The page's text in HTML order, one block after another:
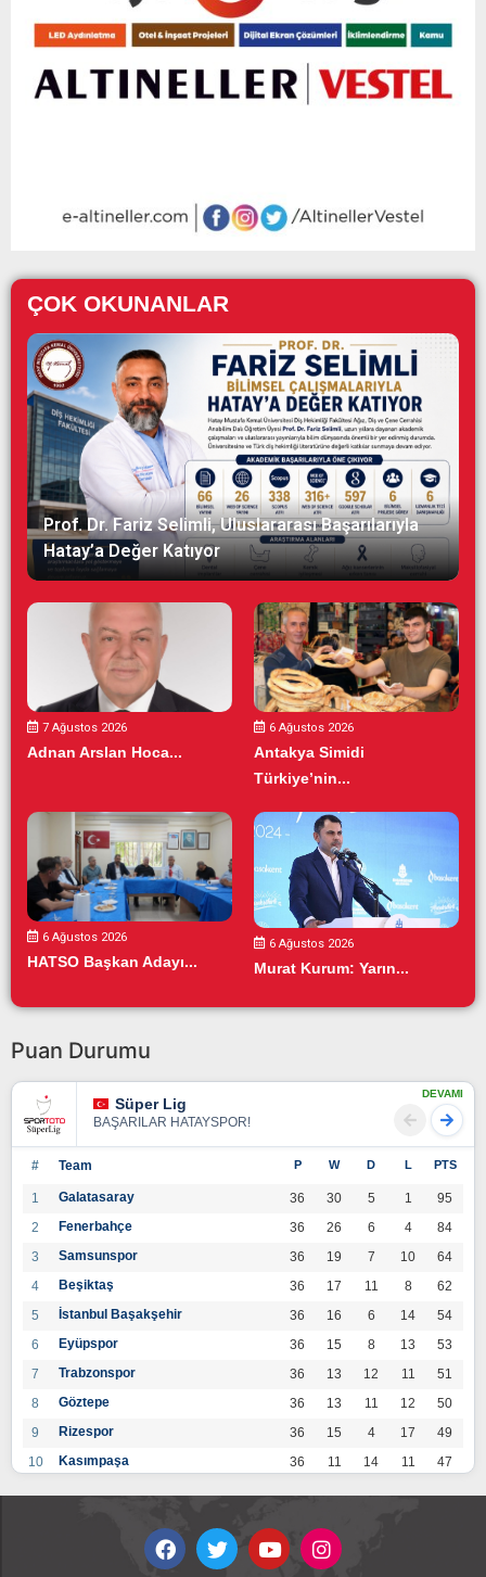
ÇOK OKUNANLAR
Prof. Dr. Fariz Selimli, Uluslararası Başarılarıyla
Hatay’a Değer Katıyor
7 Ağustos 2026
Adnan Arslan Hoca...
6 Ağustos 2026
Antakya Simidi
Türkiye’nin...
6 Ağustos 2026
HATSO Başkan Adayı...
6 Ağustos 2026
Murat Kurum: Yarın...
Puan Durumu
Süper Lig
BAŞARILAR HATAYSPOR!
DEVAMI
# Team P W D L PTS
1 Galatasaray 36 30 5 1
95
2
Fenerbahçe 36 26 6 4
84
3
Samsunspor 36 19 7 10
64
4
Beşiktaş 36 17 11 8
62
5
İstanbul Başakşehir 36 16 6 14
54
6
Eyüpspor 36 15 8 13
53
7
Trabzonspor 36 13 12 11
51
8
Göztepe 36 13 11 12
50
9
Rizespor 36 15 4 17
49
10
Kasımpaşa 36 11 14 11
47
36 12